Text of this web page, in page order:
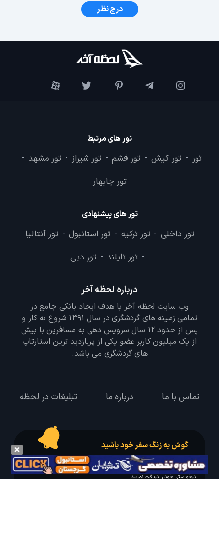
درج نظر
تور های مرتبط
تور - تور کیش - تور قشم - تور شیراز - تور مشهد -
تور چابهار
تور های پیشنهادی
تور داخلی - تور ترکیه - تور استانبول - تور آنتالیا
- تور تایلند - تور دبی
درباره لحظه آخر
وب سایت لحظه آخر با هدف ایجاد بانکی جامع در
تمامی زمینه های گردشگری در سال 1391 شروع به کار و
پس از حدود 12 سال سرویس دهی به مسافرین با بیش
از یک میلیون کاربر عضو یکی از پربازدید ترین استارتاپ
های گردشگری می باشد.
تماس با ما درباره ما تبلیغات در لحظه
گوش به زنگ سفر خود باشید
درخواست سفر خود را در مدت زمان دلخواه ثبت و پیامک بهترین آفر مربوط به تور
درخواستی خود را دریافت نمایید